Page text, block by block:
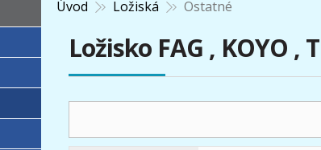
Úvod Ložiská Ostatné
Ložisko FAG , KOYO ,